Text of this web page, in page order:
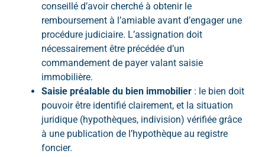
conseillé d’avoir cherché à obtenir le
remboursement à l’amiable avant d’engager une
procédure judiciaire. L’assignation doit
nécessairement être précédée d’un
commandement de payer valant saisie
immobilière.
Saisie préalable du bien immobilier : le bien doit
pouvoir être identifié clairement, et la situation
juridique (hypothèques, indivision) vérifiée grâce
à une publication de l’hypothèque au registre
foncier.